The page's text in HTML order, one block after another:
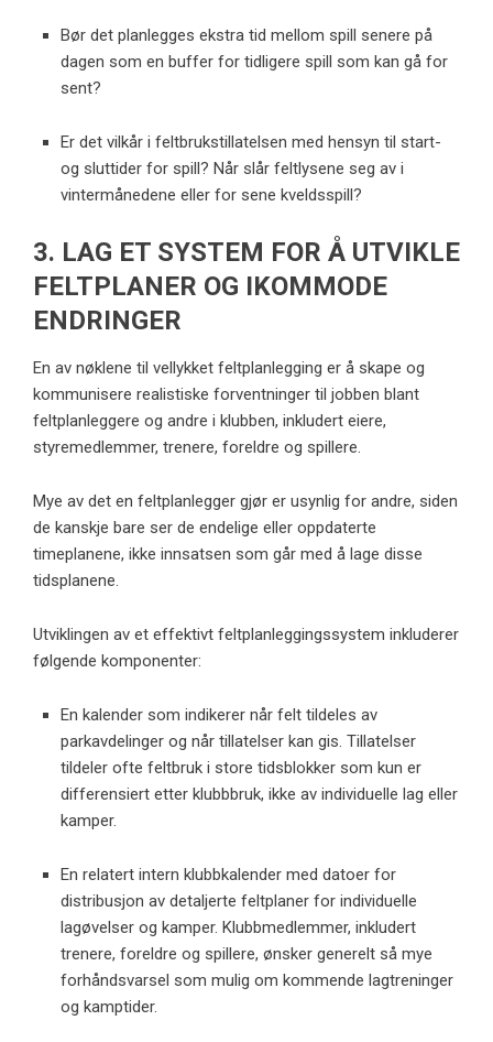
Bør det planlegges ekstra tid mellom spill senere på
dagen som en buffer for tidligere spill som kan gå for
sent?
Er det vilkår i feltbrukstillatelsen med hensyn til start-
og sluttider for spill? Når slår feltlysene seg av i
vintermånedene eller for sene kveldsspill?
3. LAG ET SYSTEM FOR Å UTVIKLE
FELTPLANER OG IKOMMODE
ENDRINGER
En av nøklene til vellykket feltplanlegging er å skape og
kommunisere realistiske forventninger til jobben blant
feltplanleggere og andre i klubben, inkludert eiere,
styremedlemmer, trenere, foreldre og spillere.
Mye av det en feltplanlegger gjør er usynlig for andre, siden
de kanskje bare ser de endelige eller oppdaterte
timeplanene, ikke innsatsen som går med å lage disse
tidsplanene.
Utviklingen av et effektivt feltplanleggingssystem inkluderer
følgende komponenter:
En kalender som indikerer når felt tildeles av
parkavdelinger og når tillatelser kan gis. Tillatelser
tildeler ofte feltbruk i store tidsblokker som kun er
differensiert etter klubbbruk, ikke av individuelle lag eller
kamper.
En relatert intern klubbkalender med datoer for
distribusjon av detaljerte feltplaner for individuelle
lagøvelser og kamper. Klubbmedlemmer, inkludert
trenere, foreldre og spillere, ønsker generelt så mye
forhåndsvarsel som mulig om kommende lagtreninger
og kamptider.